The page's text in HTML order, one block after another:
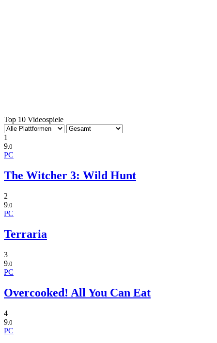
Top 10 Videospiele
1
9.0
PC
The Witcher 3: Wild Hunt
2
9.0
PC
Terraria
3
9 .0
PC
Overcooked! All You Can Eat
4
9 .0
PC